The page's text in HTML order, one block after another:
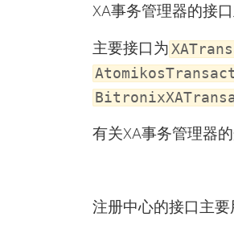
XA事务管理器的接
主要接口为
有关XA事务管理器
注册中心的接口主要